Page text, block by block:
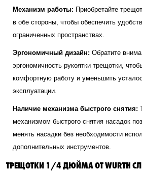
Механизм работы: Приобретайте
в обе стороны, чтобы обеспечить
ограниченных пространствах.
Эргономичный дизайн: Обратите
эргономичность рукоятки трещотки,
комфортную работу и уменьшить
эксплуатации.
Наличие механизма быстрого снятия:
механизмом быстрого снятия насадок
менять насадки без необходимости
дополнительных инструментов.
ТРЕЩОТКИ 1/4 ДЮЙМА ОТ WURTH